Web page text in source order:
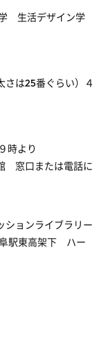
生活デザイン学
さは25番ぐらい）４
時より
たは電話に
ョンライブラリー
東高架下 ハー